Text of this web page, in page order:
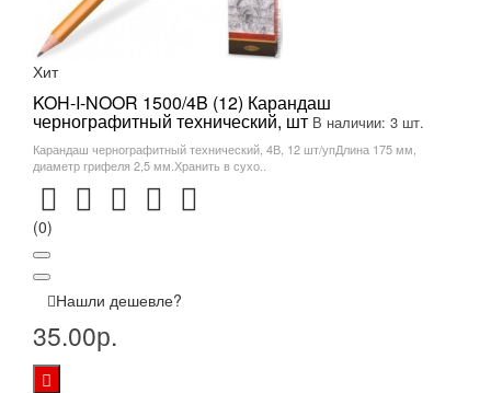
Хит
KOH-I-NOOR 1500/4B (12) Карандаш
чернографитный технический, шт В наличии: 3 шт.
Карандаш чернографитный технический, 4В, 12 шт/упДлина 175 мм,
диаметр грифеля 2,5 мм.Хранить в сухо..
(0)
Нашли дешевле?
35.00р.